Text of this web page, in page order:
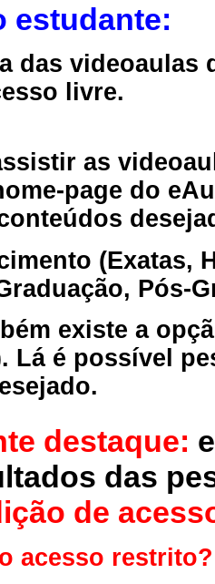
estudante:
das videoaulas
livre.
as
page do
(Exatas,
Pós-
existe a
Lá é possível
destaque:
das
de
acesso restrito?